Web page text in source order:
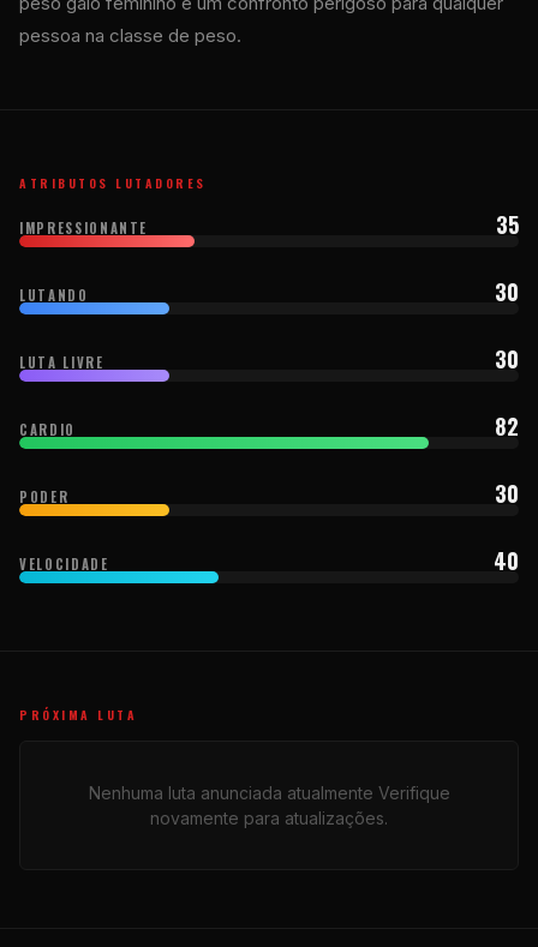
pessoa na classe de peso.
ATRIBUTOS LUTADORES
IMPRESSIONANTE 35
LUTANDO 30
LUTA LIVRE 30
CARDIO 82
PODER 30
VELOCIDADE 40
PRÓXIMA LUTA
Nenhuma luta anunciada atualmente Verifique
novamente para atualizações.